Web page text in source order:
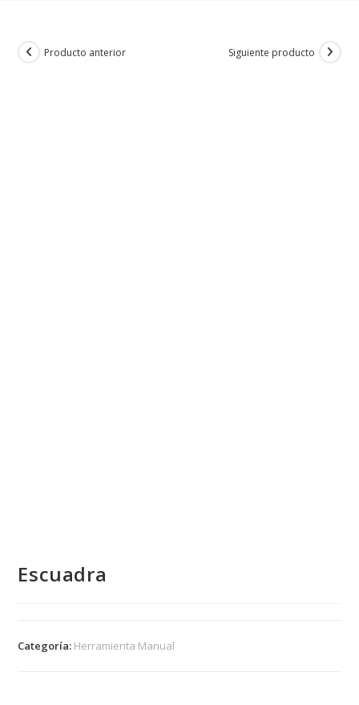
Producto anterior Siguiente producto
Escuadra
Categoría: Herramienta Manual